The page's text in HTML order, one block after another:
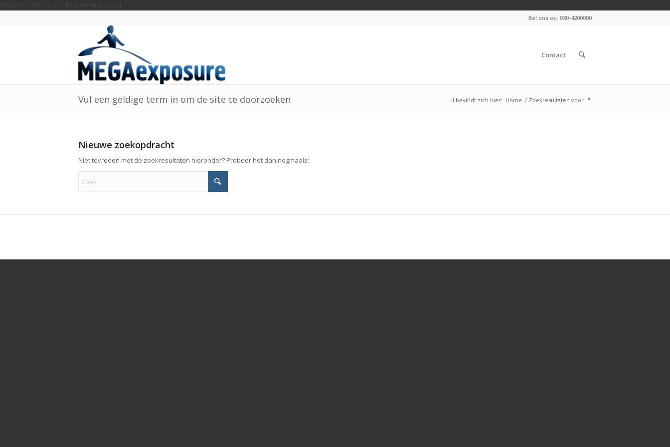
Bel ons op: 030-4200000
Contact
Vul een geldige term in om de site te doorzoeken U bevindt zich hier: Home / Zoekresultaten voor ""
Nieuwe zoekopdracht
Niet tevreden met de zoekresultaten hieronder? Probeer het dan nogmaals: